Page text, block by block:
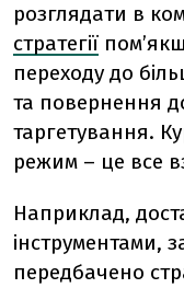
розглядати в
стратегії
переходу до
та повернення
таргетування.
режим – це все
Наприклад,
інструментами,
передбачено